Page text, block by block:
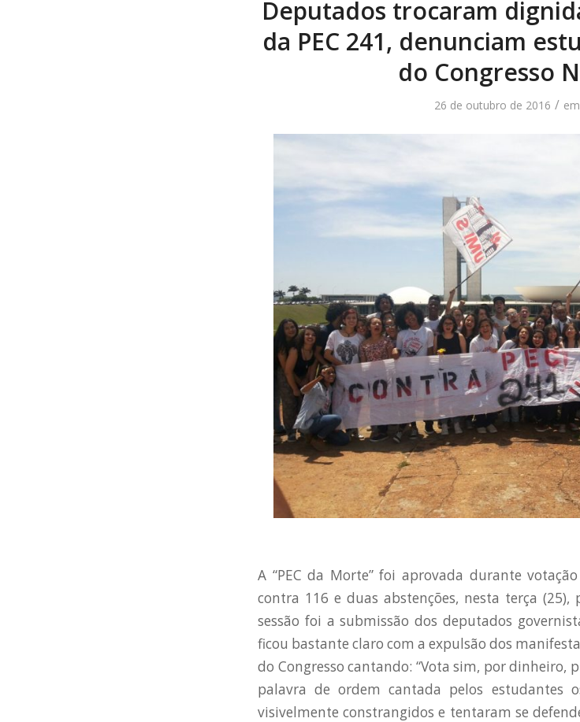
Deputados trocaram
da PEC 241, denunciam
do Congresso
26 de outubro de 2016 / em
A “PEC da Morte” foi aprovada durante
contra 116 e duas abstenções, nesta terça
sessão foi a submissão dos deputados
ficou bastante claro com a expulsão dos
do Congresso cantando: “Vota sim, por dinheiro,
palavra de ordem cantada pelos estudantes
visivelmente constrangidos e tentaram se